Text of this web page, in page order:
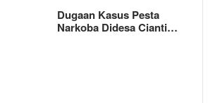
Dugaan Kasus Pesta
Narkoba Didesa Cianti…